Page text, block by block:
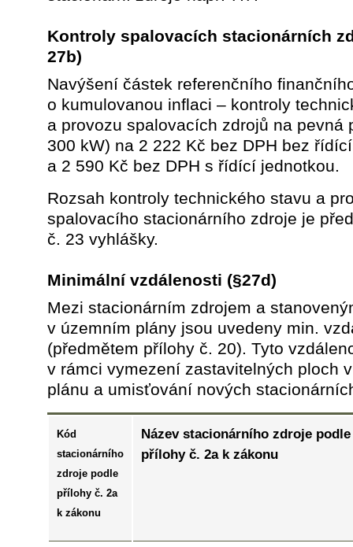
Kontroly spalovacích stacionárních
27b)
Navýšení částek referenčního
o kumulovanou inflaci – kontroly
a provozu spalovacích zdrojů na pevná
300 kW) na 2 222 Kč bez DPH bez
a 2 590 Kč bez DPH s řídící jednotkou.
Rozsah kontroly technického stavu a
spalovacího stacionárního zdroje je
č. 23 vyhlášky.
Minimální vzdálenosti (§27d)
Mezi stacionárním zdrojem a
v územním plány jsou uvedeny min.
(předmětem přílohy č. 20). Tyto
v rámci vymezení zastavitelných ploch
plánu a umisťování nových
Kód
stacionárního
zdroje podle
přílohy č. 2a
k zákonu
Název stacionárního zdroje podle
přílohy č. 2a k zákonu